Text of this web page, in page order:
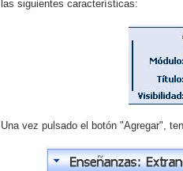
las siguientes características:
Una vez pulsado el botón "Agregar",